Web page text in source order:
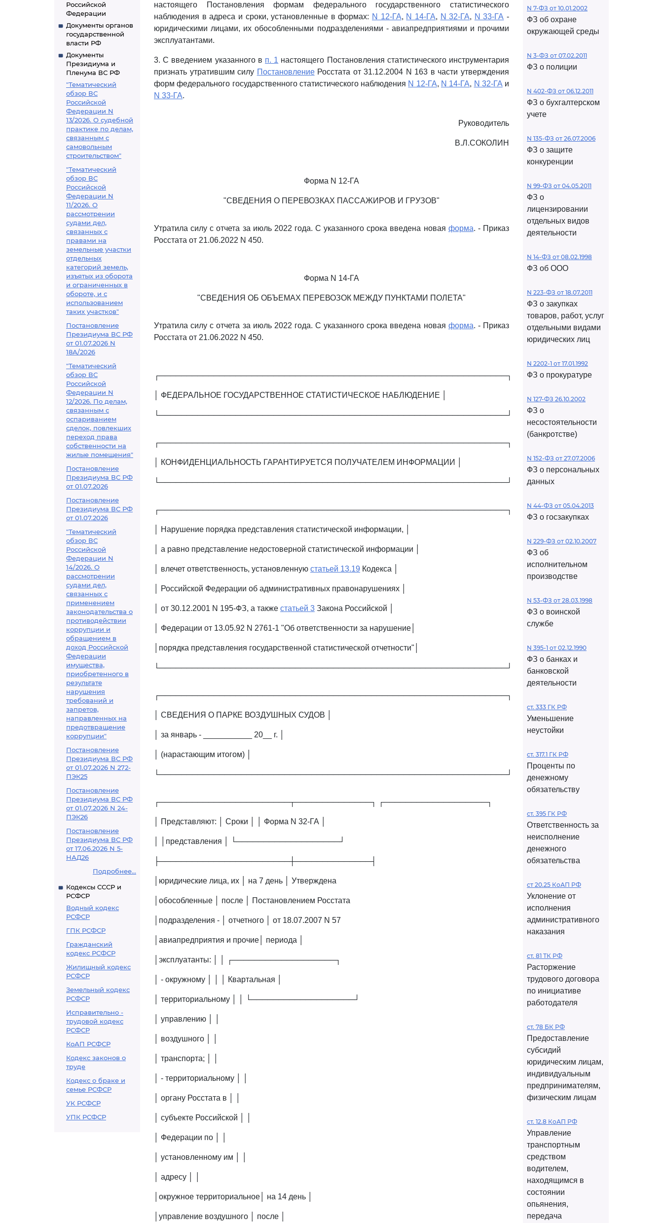
Российской
Федерации
Документы органов
государственной
власти РФ
Документы
Президиума и
Пленума ВС РФ
"Тематический
обзор ВС
Российской
Федерации N
13/2026. О судебной
практике по делам,
связанным с
самовольным
строительством"
"Тематический
обзор ВС
Российской
Федерации N
11/2026. О
рассмотрении
судами дел,
связанных с
правами на
земельные участки
отдельных
категорий земель,
изъятых из оборота
и ограниченных в
обороте, и с
использованием
таких участков"
Постановление
Президиума ВС РФ
от 01.07.2026 N
18А/2026
"Тематический
обзор ВС
Российской
Федерации N
12/2026. По делам,
связанным с
оспариванием
сделок, повлекших
переход права
собственности на
жилые помещения"
Постановление
Президиума ВС РФ
от 01.07.2026
Постановление
Президиума ВС РФ
от 01.07.2026
"Тематический
обзор ВС
Российской
Федерации N
14/2026. О
рассмотрении
судами дел,
связанных с
применением
законодательства о
противодействии
коррупции и
обращением в
доход Российской
Федерации
имущества,
приобретенного в
результате
нарушения
требований и
запретов,
направленных на
предотвращение
коррупции"
Постановление
Президиума ВС РФ
от 01.07.2026 N 272-
ПЭК25
Постановление
Президиума ВС РФ
от 01.07.2026 N 24-
ПЭК26
Постановление
Президиума ВС РФ
от 17.06.2026 N 5-
НАД26
Подробнее...
Кодексы СССР и
РСФСР
Водный кодекс
РСФСР
ГПК РСФСР
Гражданский
кодекс РСФСР
Жилищный кодекс
РСФСР
Земельный кодекс
РСФСР
Исправительно -
трудовой кодекс
РСФСР
КоАП РСФСР
Кодекс законов о
труде
Кодекс о браке и
семье РСФСР
УК РСФСР
УПК РСФСР
настоящего Постановления формам федерального государственного статистического
наблюдения в адреса и сроки, установленные в формах: N 12-ГА, N 14-ГА, N 32-ГА, N 33-ГА -
юридическими лицами, их обособленными подразделениями - авиапредприятиями и прочими
эксплуатантами.
3. С введением указанного в п. 1 настоящего Постановления статистического инструментария
признать утратившим силу ПостановлениеРосстата от 31.12.2004 N 163 в части утверждения
форм федерального государственного статистического наблюдения N 12-ГА, N 14-ГА, N 32-ГА и
N 33-ГА.
Руководитель
В.Л.СОКОЛИН
Форма N 12-ГА
"СВЕДЕНИЯ О ПЕРЕВОЗКАХ ПАССАЖИРОВ И ГРУЗОВ"
Утратила силу с отчета за июль 2022 года. С указанного срока введена новая форма. - Приказ
Росстата от 21.06.2022 N 450.
Форма N 14-ГА
"СВЕДЕНИЯ ОБ ОБЪЕМАХ ПЕРЕВОЗОК МЕЖДУ ПУНКТАМИ ПОЛЕТА"
Утратила силу с отчета за июль 2022 года. С указанного срока введена новая форма. - Приказ
Росстата от 21.06.2022 N 450.
┌────────────────────────────────────────────────────────────────┐
│ ФЕДЕРАЛЬНОЕ ГОСУДАРСТВЕННОЕ СТАТИСТИЧЕСКОЕ НАБЛЮДЕНИЕ │
└────────────────────────────────────────────────────────────────┘
┌────────────────────────────────────────────────────────────────┐
│ КОНФИДЕНЦИАЛЬНОСТЬ ГАРАНТИРУЕТСЯ ПОЛУЧАТЕЛЕМ ИНФОРМАЦИИ │
└────────────────────────────────────────────────────────────────┘
┌────────────────────────────────────────────────────────────────┐
│ Нарушение порядка представления статистической информации, │
│ а равно представление недостоверной статистической информации │
│ влечет ответственность, установленную статьей 13.19 Кодекса │
│ Российской Федерации об административных правонарушениях │
│ от 30.12.2001 N 195-ФЗ, а также статьей 3 Закона Российской │
│ Федерации от 13.05.92 N 2761-1 "Об ответственности за нарушение│
│порядка представления государственной статистической отчетности"│
└────────────────────────────────────────────────────────────────┘
┌────────────────────────────────────────────────────────────────┐
│ СВЕДЕНИЯ О ПАРКЕ ВОЗДУШНЫХ СУДОВ │
│ за январь - ___________ 20__ г. │
│ (нарастающим итогом) │
└────────────────────────────────────────────────────────────────┘
┌────────────────────────┬──────────────┐ ┌───────────────────┐
│ Представляют: │ Сроки │ │ Форма N 32-ГА │
│ │представления │ └───────────────────┘
├────────────────────────┼──────────────┤
│юридические лица, их │ на 7 день │ Утверждена
│обособленные │ после │ Постановлением Росстата
│подразделения - │ отчетного │ от 18.07.2007 N 57
│авиапредприятия и прочие│ периода │
│эксплуатанты: │ │ ┌───────────────────┐
│ - окружному │ │ │ Квартальная │
│ территориальному │ │ └───────────────────┘
│ управлению │ │
│ воздушного │ │
│ транспорта; │ │
│ - территориальному │ │
│ органу Росстата в │ │
│ субъекте Российской │ │
│ Федерации по │ │
│ установленному им │ │
│ адресу │ │
│окружное территориальное│ на 14 день │
│управление воздушного │ после │
N 7-ФЗ от 10.01.2002
ФЗ об охране
окружающей среды
N 3-ФЗ от 07.02.2011
ФЗ о полиции
N 402-ФЗ от 06.12.2011
ФЗ о бухгалтерском
учете
N 135-ФЗ от 26.07.2006
ФЗ о защите
конкуренции
N 99-ФЗ от 04.05.2011
ФЗ о
лицензировании
отдельных видов
деятельности
N 14-ФЗ от 08.02.1998
ФЗ об ООО
N 223-ФЗ от 18.07.2011
ФЗ о закупках
товаров, работ, услуг
отдельными видами
юридических лиц
N 2202-1 от 17.01.1992
ФЗ о прокуратуре
N 127-ФЗ 26.10.2002
ФЗ о
несостоятельности
(банкротстве)
N 152-ФЗ от 27.07.2006
ФЗ о персональных
данных
N 44-ФЗ от 05.04.2013
ФЗ о госзакупках
N 229-ФЗ от 02.10.2007
ФЗ об
исполнительном
производстве
N 53-ФЗ от 28.03.1998
ФЗ о воинской
службе
N 395-1 от 02.12.1990
ФЗ о банках и
банковской
деятельности
ст. 333 ГК РФ
Уменьшение
неустойки
ст. 317.1 ГК РФ
Проценты по
денежному
обязательству
ст. 395 ГК РФ
Ответственность за
неисполнение
денежного
обязательства
ст 20.25 КоАП РФ
Уклонение от
исполнения
административного
наказания
ст. 81 ТК РФ
Расторжение
трудового договора
по инициативе
работодателя
ст. 78 БК РФ
Предоставление
субсидий
юридическим лицам,
индивидуальным
предпринимателям,
физическим лицам
ст. 12.8 КоАП РФ
Управление
транспортным
средством
водителем,
находящимся в
состоянии
опьянения,
передача